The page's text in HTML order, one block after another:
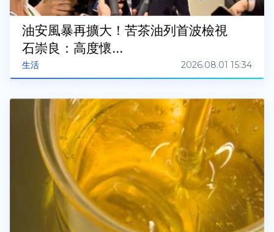
生活
油安風暴再擴大！苦茶油列首波檢視
石崇良：高度懷...
2026.08.01 15:34